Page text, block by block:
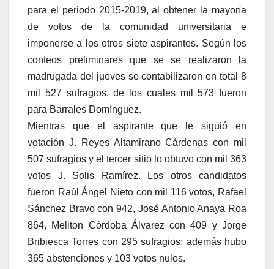
para el periodo 2015-2019, al obtener la mayoría
de votos de la comunidad universitaria e
imponerse a los otros siete aspirantes. Según los
conteos preliminares que se se realizaron la
madrugada del jueves se contabilizaron en total 8
mil 527 sufragios, de los cuales mil 573 fueron
para Barrales Domínguez.
Mientras que el aspirante que le siguió en
votación J. Reyes Altamirano Cárdenas con mil
507 sufragios y el tercer sitio lo obtuvo con mil 363
votos J. Solis Ramírez. Los otros candidatos
fueron Raúl Ángel Nieto con mil 116 votos, Rafael
Sánchez Bravo con 942, José Antonio Anaya Roa
864, Meliton Córdoba Álvarez con 409 y Jorge
Bribiesca Torres con 295 sufragios; además hubo
365 abstenciones y 103 votos nulos.